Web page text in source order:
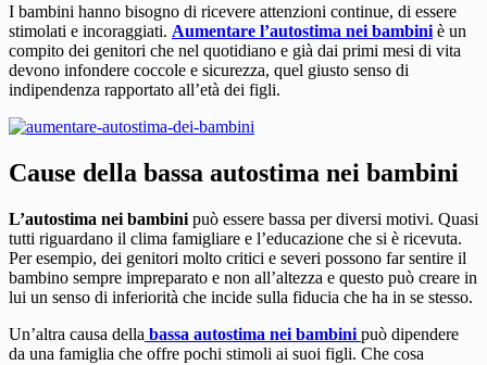
I bambini hanno bisogno di ricevere attenzioni continue, di essere
stimolati e incoraggiati. Aumentare l’autostima nei bambini è un
compito dei genitori che nel quotidiano e già dai primi mesi di vita
devono infondere coccole e sicurezza, quel giusto senso di
indipendenza rapportato all’età dei figli.
Cause della bassa autostima nei bambini
L’autostima nei bambini può essere bassa per diversi motivi. Quasi
tutti riguardano il clima famigliare e l’educazione che si è ricevuta.
Per esempio, dei genitori molto critici e severi possono far sentire il
bambino sempre impreparato e non all’altezza e questo può creare in
lui un senso di inferiorità che incide sulla fiducia che ha in se stesso.
Un’altra causa della bassa autostima nei bambini può dipendere
da una famiglia che offre pochi stimoli ai suoi figli. Che cosa